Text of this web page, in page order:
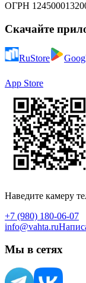
ОГРН
Скачайте
RuStore
App Store
Наведите камеру
+7 (980) 180-06-07
info@vahta.ru
Мы в сетях